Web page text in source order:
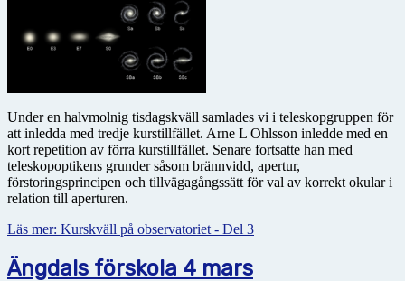
Under en halvmolnig tisdagskväll samlades vi i teleskopgruppen för
att inledda med tredje kurstillfället. Arne L Ohlsson inledde med en
kort repetition av förra kurstillfället. Senare fortsatte han med
teleskopoptikens grunder såsom brännvidd, apertur,
förstoringsprincipen och tillvägagångssätt för val av korrekt okular i
relation till aperturen.
Läs mer: Kurskväll på observatoriet - Del 3
Ängdals förskola 4 mars